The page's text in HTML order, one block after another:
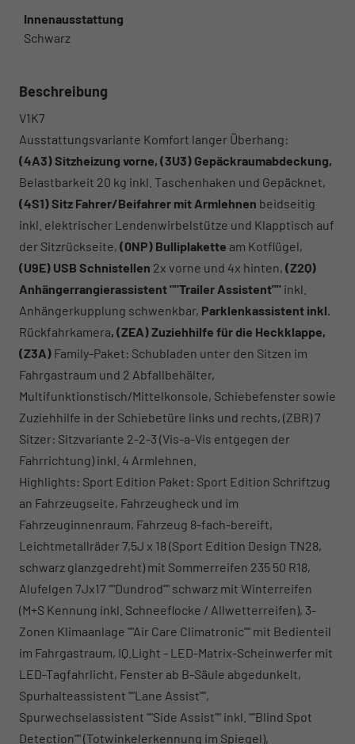
Innenausstattung
Schwarz
Beschreibung
V1K7
Ausstattungsvariante Komfort langer Überhang:
(4A3) Sitzheizung vorne, (3U3) Gepäckraumabdeckung,
Belastbarkeit 20 kg inkl. Taschenhaken und Gepäcknet,
(4S1) Sitz Fahrer/Beifahrer mit Armlehnen beidseitig
inkl. elektrischer Lendenwirbelstütze und Klapptisch auf
der Sitzrückseite, (0NP) Bulliplakette am Kotflügel,
(U9E) USB Schnistellen 2x vorne und 4x hinten, (Z2Q)
Anhängerrangierassistent ""Trailer Assistent"" inkl.
Anhängerkupplung schwenkbar, Parklenkassistent inkl.
Rückfahrkamera, (ZEA) Zuziehhilfe für die Heckklappe,
(Z3A) Family-Paket: Schubladen unter den Sitzen im
Fahrgastraum und 2 Abfallbehälter,
Multifunktionstisch/Mittelkonsole, Schiebefenster sowie
Zuziehhilfe in der Schiebetüre links und rechts, (ZBR) 7
Sitzer: Sitzvariante 2-2-3 (Vis-a-Vis entgegen der
Fahrrichtung) inkl. 4 Armlehnen.
Highlights: Sport Edition Paket: Sport Edition Schriftzug
an Fahrzeugseite, Fahrzeugheck und im
Fahrzeuginnenraum, Fahrzeug 8-fach-bereift,
Leichtmetallräder 7,5J x 18 (Sport Edition Design TN28,
schwarz glanzgedreht) mit Sommerreifen 235 50 R18,
Alufelgen 7Jx17 ""Dundrod"" schwarz mit Winterreifen
(M+S Kennung inkl. Schneeflocke / Allwetterreifen), 3-
Zonen Klimaanlage ""Air Care Climatronic"" mit Bedienteil
im Fahrgastraum, IQ.Light - LED-Matrix-Scheinwerfer mit
LED-Tagfahrlicht, Fenster ab B-Säule abgedunkelt,
Spurhalteassistent ""Lane Assist"",
Spurwechselassistent ""Side Assist"" inkl. ""Blind Spot
Detection"" (Totwinkelerkennung im Spiegel),